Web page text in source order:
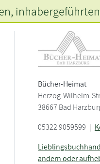
Bücher-Heimat
Herzog-Wilhelm-
38667 Bad
05322 9059599 |
ändern oder
, inhabergeführten